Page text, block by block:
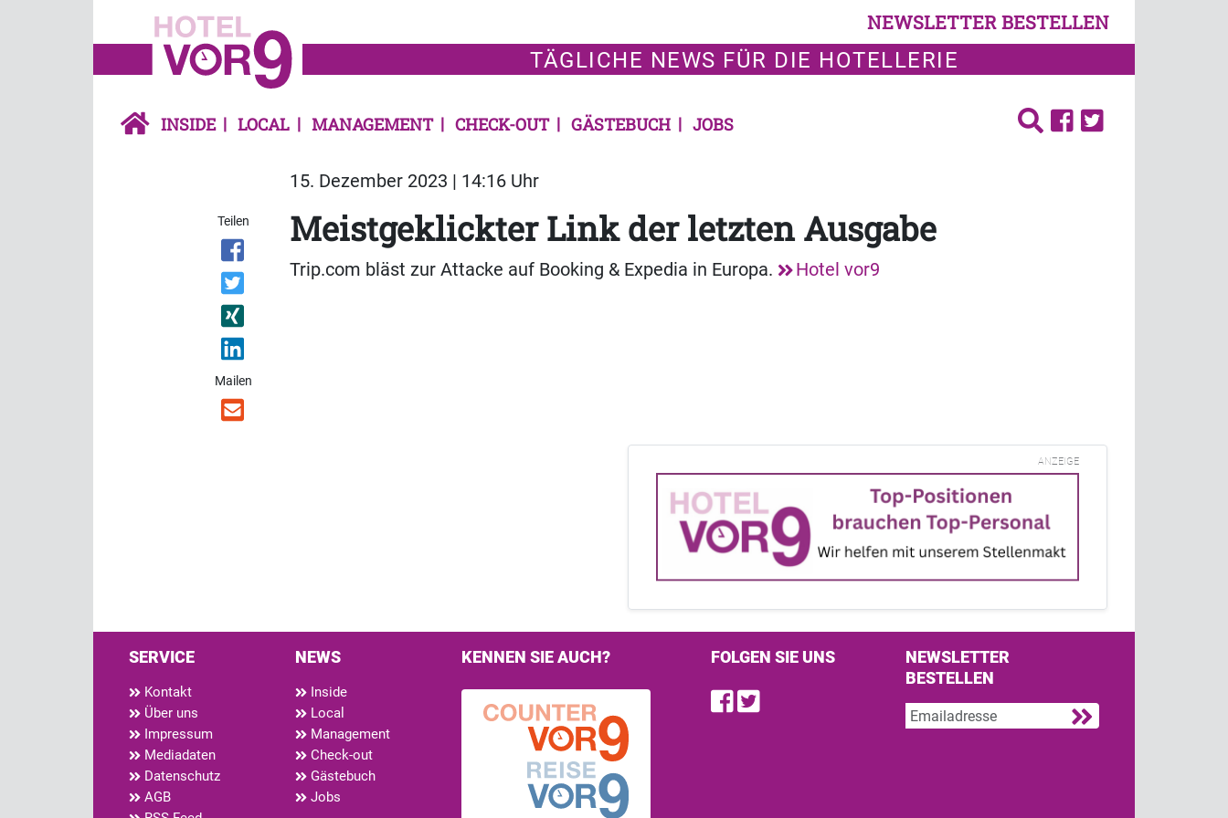
NEWSLETTER BESTELLEN
TÄGLICHE NEWS FÜR DIE HOTELLERIE
INSIDE LOCAL MANAGEMENT CHECK-OUT GÄSTEBUCH JOBS
15. Dezember 2023 | 14:16 Uhr
Teilen
Mailen
Meistgeklickter Link der letzten Ausgabe
Trip.com bläst zur Attacke auf Booking & Expedia in Europa. Hotel vor9
ANZEIGE
SERVICE
Kontakt
Über uns
Impressum
Mediadaten
Datenschutz
AGB
NEWS
Inside
Local
Management
Check-out
Gästebuch
Jobs
KENNEN SIE AUCH? FOLGEN SIE UNS
Find us on Facebook
Follow us on Twitter
NEWSLETTER
BESTELLEN